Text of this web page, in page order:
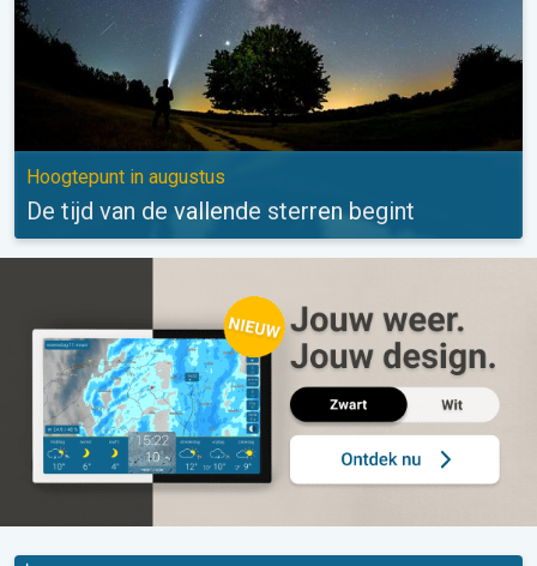
Hoogtepunt in augustus
De tijd van de vallende sterren begint